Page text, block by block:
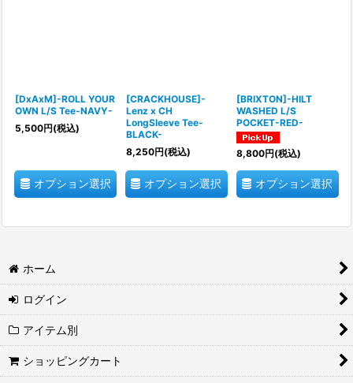
[DxAxM]-ROLL YOUR
OWN L/S Tee-NAVY-
5,500円(税込)
オプション選択
[CRACKHOUSE]-
Lenz x CH
LongSleeve Tee-
BLACK-
8,250円(税込)
オプション選択
[BRIXTON]-HILT
WASHED L/S
POCKET-RED-
8,800円(税込)
オプション選択
ホーム
ログイン
アイテム別
ショッピングカート